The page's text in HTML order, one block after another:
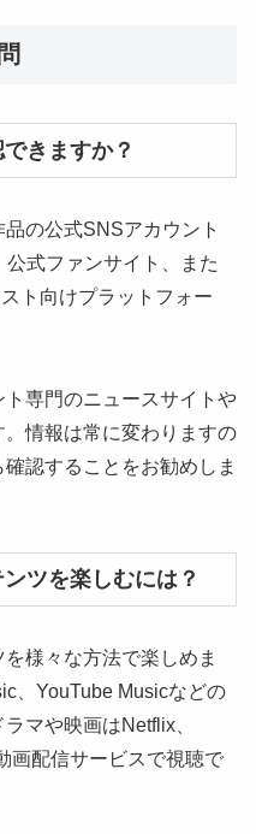
きますか？
の公式SNSアカウント
公式ファンサイト、また
ト向けプラットフォー
専門のニュースサイトや
情報は常に変わりますの
認することをお勧めしま
ツを楽しむには？
様々な方法で楽しめま
、YouTube Musicなどの
マや映画はNetflix、
画配信サービスで視聴で